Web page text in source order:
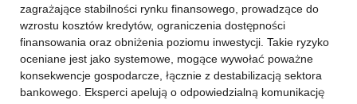
zagrażające stabilności rynku finansowego, prowadzące do
wzrostu kosztów kredytów, ograniczenia dostępności
finansowania oraz obniżenia poziomu inwestycji. Takie ryzyko
oceniane jest jako systemowe, mogące wywołać poważne
konsekwencje gospodarcze, łącznie z destabilizacją sektora
bankowego. Eksperci apelują o odpowiedzialną komunikację